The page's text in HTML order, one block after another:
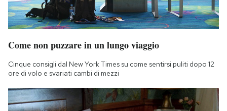
Come non puzzare in un lungo viaggio
Cinque consigli dal New York Times su come sentirsi puliti dopo 12
ore di volo e svariati cambi di mezzi